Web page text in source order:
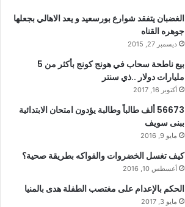
الغضبان يتفقد شوارع بورسعيد و يعد الاهالي بجعلها
جوهره القناه
ديسمبر 27, 2015
بيع ناطحة سحاب في هونج كونج بأكثر من 5
مليارات دولار ..ذي سنتر
أكتوبر 16, 2017
56673 ألف طالباً وطالبة يؤدون امتحان الابتدائية
ببنى سويف
مايو 9, 2016
كيف تغسل الخضروات والفواكه بطريقة صحية؟
أغسطس 10, 2016
الحكم بالإعدام على مغتصب الطفلة هدى بالمنيا
مايو 3, 2017